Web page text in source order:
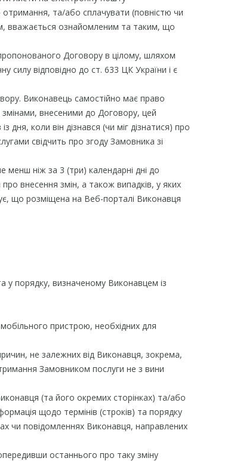
та/або сплачувати (повністю чи
вважається ознайомленим та таким, що
Договору в цілому, шляхом
силу відповідно до ст. 633 ЦК України і є
Виконавець самостійно має право
внесеними до Договору, цей
коли він дізнався (чи міг дізнатися) про
свідчить про згоду Замовника зі
менш ніж за 3 (три) календарні дні до
внесення змін, а також випадків, у яких
що розміщена на Веб-порталі Виконавця
у порядку, визначеному Виконавцем із
пристрою, необхідних для
не залежних від Виконавця, зокрема,
Замовником послуги не з вини
(та його окремих сторінках) та/або
щодо термінів (строків) та порядку
чи повідомленнях Виконавця, направлених
останнього про таку зміну